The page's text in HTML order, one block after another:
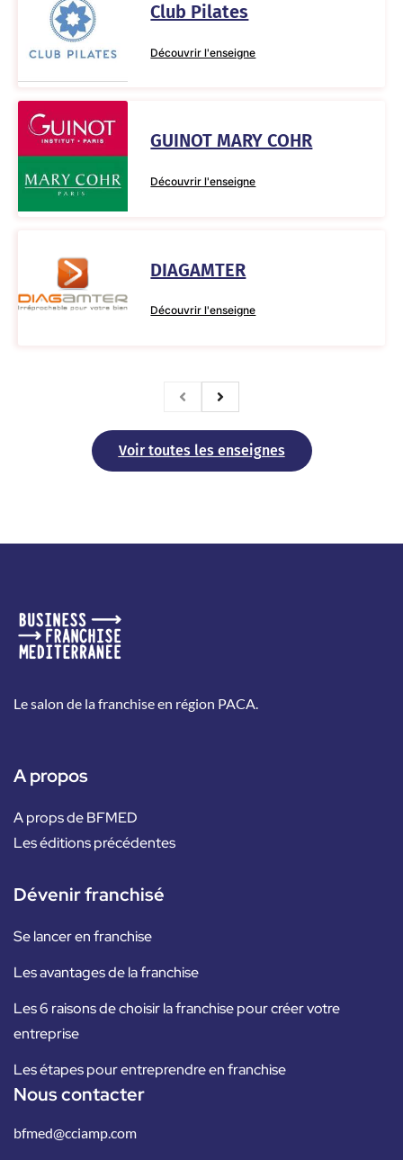
Club Pilates
Découvrir l'enseigne
GUINOT MARY COHR
Découvrir l'enseigne
DIAGAMTER
Découvrir l'enseigne
Voir toutes les enseignes
Le salon de la franchise en région PACA.
A propos
A props de BFMED
Les éditions précédentes
Dévenir franchisé
Se lancer en franchise
Les avantages de la franchise
Les 6 raisons de choisir la franchise pour créer votre
entreprise
Les étapes pour entreprendre en franchise
Nous contacter
bfmed@cciamp.com